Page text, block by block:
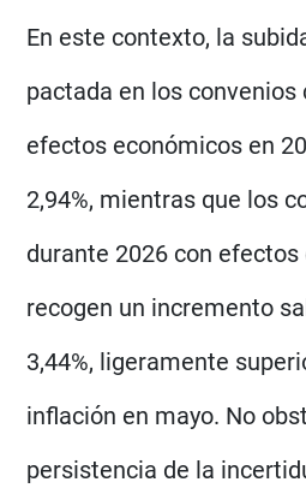
En este contexto, la
pactada en los convenios
efectos económicos en
2,94%, mientras que los
durante 2026 con
recogen un incremento
3,44%, ligeramente
inflación en mayo. No
persistencia de la